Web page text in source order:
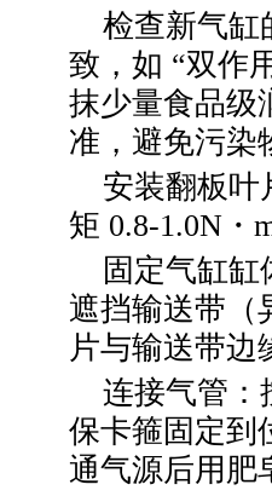
检查新气缸
致，如 “双作
抹少量食品级
准，避免污染
安装翻板叶
矩 0.8-1.0N ・
固定气缸
遮挡输送带（
片与输送带边
连接气管：
保卡箍固定到
通气源后用肥